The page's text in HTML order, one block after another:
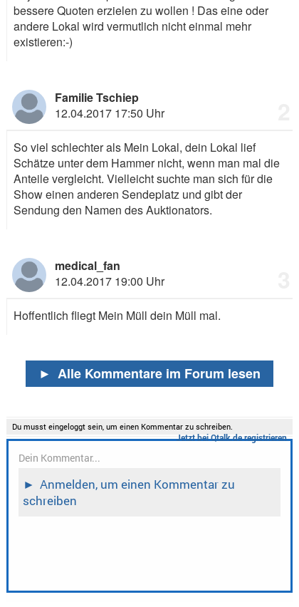
bessere Quoten erzielen zu wollen ! Das eine oder
andere Lokal wird vermutlich nicht einmal mehr
existieren:-)
Familie Tschiep
12.04.2017 17:50 Uhr
So viel schlechter als Mein Lokal, dein Lokal lief
Schätze unter dem Hammer nicht, wenn man mal die
Anteile vergleicht. Vielleicht suchte man sich für die
Show einen anderen Sendeplatz und gibt der
Sendung den Namen des Auktionators.
medical_fan
12.04.2017 19:00 Uhr
Hoffentlich fliegt Mein Müll dein Müll mal.
► Alle Kommentare im Forum lesen